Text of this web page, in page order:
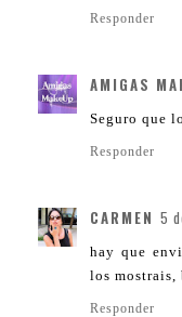
Responder
AMIGAS
Seguro que
Responder
CARMEN 5
hay que
los mostrais,
Responder